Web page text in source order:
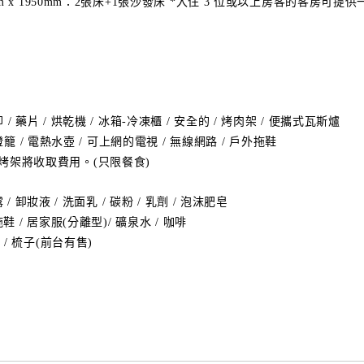
/ 藥片 / 烘乾機 / 冰箱-冷凍櫃 / 安全的 / 烤肉架 / 便攜式瓦斯爐
/ 電熱水壺 / 可上網的電視 / 無線網路 / 戶外拖鞋
架將收取費用。(只限餐食)
/ 卸妝液 / 洗面乳 / 碳粉 / 乳劑 / 泡沫肥皂
/ 居家服(分離型)/ 礦泉水 / 咖啡
/ 梳子(前台有售)